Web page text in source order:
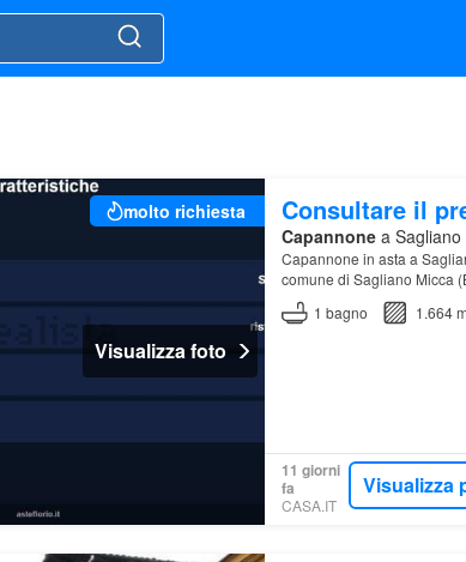
molto richiesta
Visualizza foto
Consultare il
Capannonea Sagliano
Capannone in asta a
comune di Sagliano Micca
1 bagno 1.664
11 giorni
fa
CASA.IT
Visualizza